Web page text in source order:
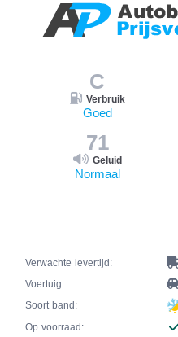
C
Verbruik
Goed
71
Geluid
Normaal
Verwachte levertijd:
Voertuig:
Soort band:
Op voorraad: